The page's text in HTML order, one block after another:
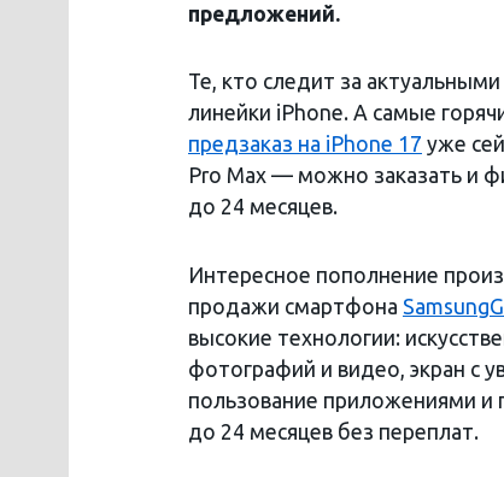
предложений.
Те, кто следит за
линейки iPhone. А самые
предзаказ на iPhone 17 уже
Pro Max — можно заказать и
до 24 месяцев.
Интересное пополнение
продажи смартфона Samsung
высокие технологии:
фотографий и видео, экран с
пользование приложениями и
до 24 месяцев без переплат.